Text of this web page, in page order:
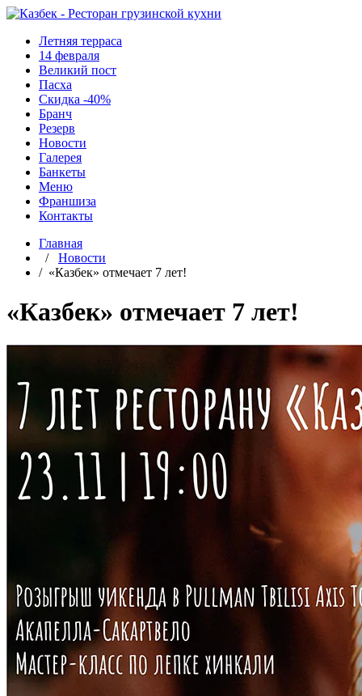
Летняя терраса
14 февраля
Великий пост
Пасха
Скидка -40%
Бранч
Резерв
Новости
Галерея
Банкеты
Меню
Франшиза
Контакты
Главная
/
Новости
/ «Казбек» отмечает 7 лет!
«Казбек» отмечает 7 лет!